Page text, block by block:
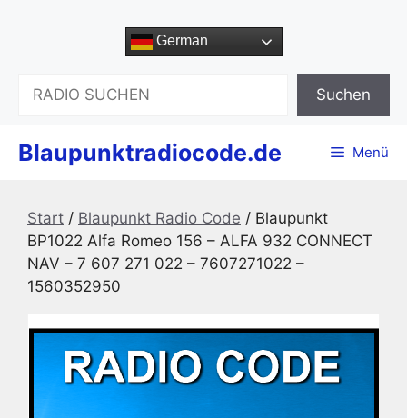
German
Suchen
Blaupunktradiocode.de Menü
Start / Blaupunkt Radio Code / Blaupunkt
BP1022 Alfa Romeo 156 – ALFA 932 CONNECT
NAV – 7 607 271 022 – 7607271022 –
1560352950